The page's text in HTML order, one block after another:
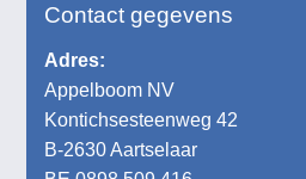
Contact gegevens
Adres:
Appelboom NV
Kontichsesteenweg 42
B-2630 Aartselaar